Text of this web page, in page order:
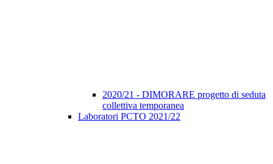
2020/21 - DIMORARE progetto di seduta
collettiva temporanea
Laboratori PCTO 2021/22